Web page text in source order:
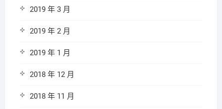
2019 年 3 月
2019 年 2 月
2019 年 1 月
2018 年 12 月
2018 年 11 月